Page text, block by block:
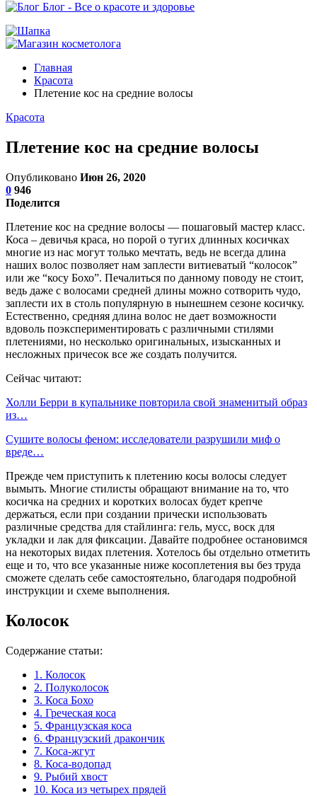
Блог - Все о красоте и здоровье
Главная
Красота
Плетение кос на средние волосы
Красота
Плетение кос на средние волосы
Опубликовано Июн 26, 2020
0 946
Поделится
Плетение кос на средние волосы — пошаговый мастер класс.
Коса – девичья краса, но порой о тугих длинных косичках
многие из нас могут только мечтать, ведь не всегда длина
наших волос позволяет нам заплести витиеватый “колосок”
или же “косу Бохо”. Печалиться по данному поводу не стоит,
ведь даже с волосами средней длины можно сотворить чудо,
заплести их в столь популярную в нынешнем сезоне косичку.
Естественно, средняя длина волос не дает возможности
вдоволь поэкспериментировать с различными стилями
плетениями, но несколько оригинальных, изысканных и
несложных причесок все же создать получится.
Сейчас читают:
Холли Берри в купальнике повторила свой знаменитый образ
из…
Сушите волосы феном: исследователи разрушили миф о
вреде…
Прежде чем приступить к плетению косы волосы следует
вымыть. Многие стилисты обращают внимание на то, что
косичка на средних и коротких волосах будет крепче
держаться, если при создании прически использовать
различные средства для стайлинга: гель, мусс, воск для
укладки и лак для фиксации. Давайте подробнее остановимся
на некоторых видах плетения. Хотелось бы отдельно отметить
еще и то, что все указанные ниже косоплетения вы без труда
сможете сделать себе самостоятельно, благодаря подробной
инструкции и схеме выполнения. ­
Колосок
Содержание статьи:
1. Колосок
2. Полуколосок
3. Коса Бохо
4. Греческая коса
5. Французская коса
6. Французский дракончик
7. Коса-жгут
8. Коса-водопад
9. Рыбий хвост
10. Коса из четырех прядей